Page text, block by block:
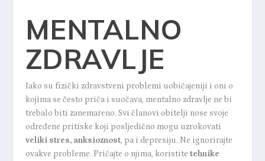
MENTALNO
ZDRAVLJE
Iako su fizički zdravstveni problemi uobičajeniji i oni o
kojima se često priča i suočava, mentalno zdravlje ne bi
trebalo biti zanemareno. Svi članovi obitelji nose svoje
određene pritiske koji posljedično mogu uzrokovati
veliki stres, anksioznost, pa i depresiju. Ne ignorirajte
ovakve probleme. Pričajte o njima, koristite tehnike